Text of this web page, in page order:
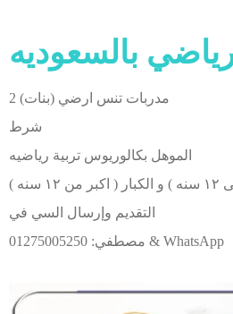
بالسعوديه
2 مدربات تنس ارضي (بنات)
شرط
الموهل بكالوريوس تربية رياضيه
التقديم وإرسال السي في
مصطفي: 01275005250 & WhatsApp